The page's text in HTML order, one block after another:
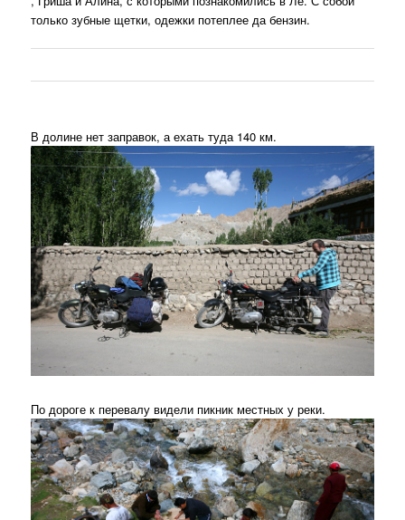
только зубные щетки, одежки потеплее да бензин.
В долине нет заправок, а ехать туда 140 км.
По дороге к перевалу видели пикник местных у реки.